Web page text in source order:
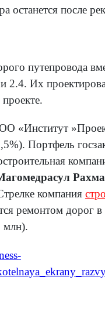
останется после
путепровода
2.4. Их
«Институт
Портфель
компания
ремонтом
млн).